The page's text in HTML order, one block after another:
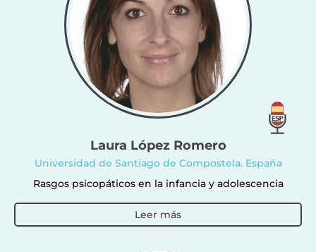
Laura López Romero
Universidad de Santiago de Compostela. España
Rasgos psicopáticos en la infancia y adolescencia
Leer más